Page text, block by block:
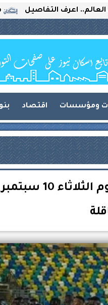
محمد بكر: التفاصيل
ومؤسسات اقتصاد